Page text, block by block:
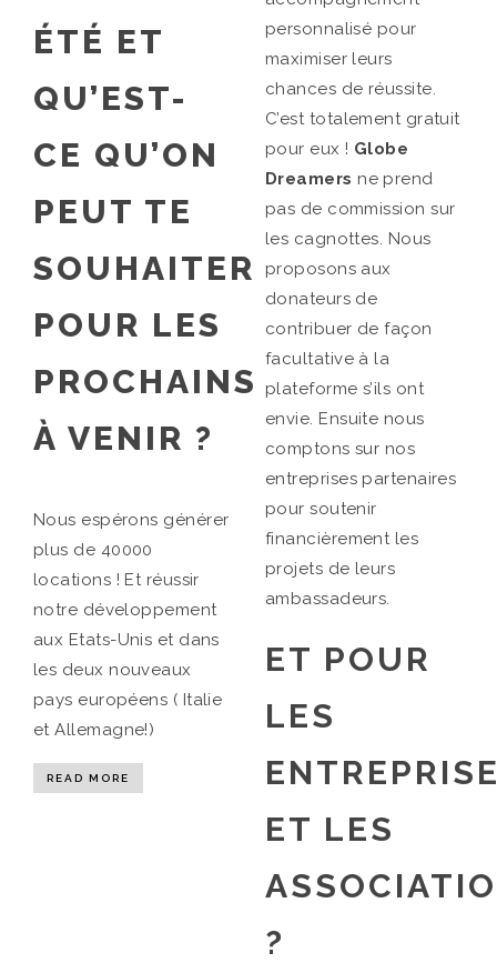
ÉTÉ ET
QU’EST-
CE QU’ON
PEUT TE
SOUHAITER
POUR LES
PROCHAINS
À VENIR ?
Nous espérons générer
plus de 40000
locations ! Et réussir
notre développement
aux Etats-Unis et dans
les deux nouveaux
pays européens ( Italie
et Allemagne!)
READ MORE
personnalisé pour
maximiser leurs
chances de réussite.
C’est totalement gratuit
pour eux ! Globe
Dreamers ne prend
pas de commission sur
les cagnottes. Nous
proposons aux
donateurs de
contribuer de façon
facultative à la
plateforme s’ils ont
envie. Ensuite nous
comptons sur nos
entreprises partenaires
pour soutenir
financièrement les
projets de leurs
ambassadeurs.
ET POUR
LES
ET LES
?